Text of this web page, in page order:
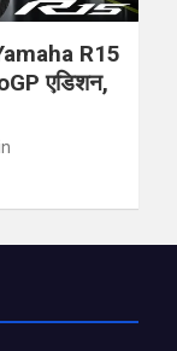
R15
एडिशन,